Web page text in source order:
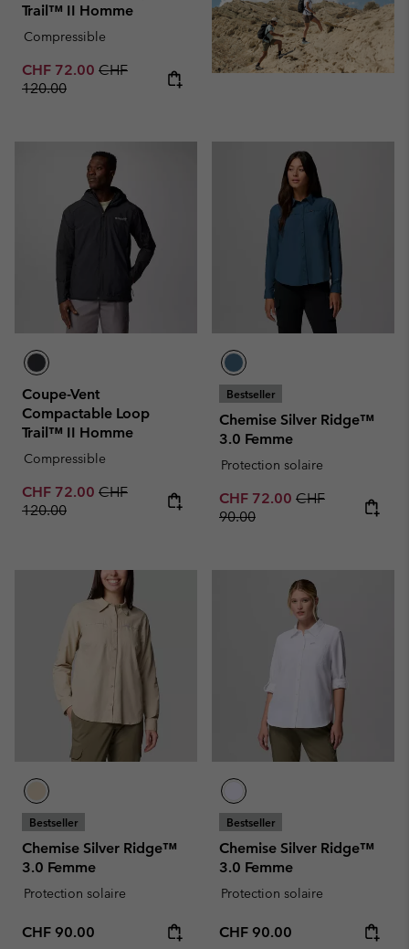
Trail™ II Homme
Compressible
Sale price:
CHF 72.00 Regular price:
CHF
120.00
Coupe-Vent
Compactable Loop
Trail™ II Homme
Compressible
Sale price:
CHF 72.00 Regular price:
CHF
120.00
Bestseller
Chemise Silver Ridge™
3.0 Femme
Protection solaire
Sale price:
CHF 72.00 Regular price:
CHF
90.00
Bestseller
Chemise Silver Ridge™
3.0 Femme
Protection solaire
Regular price:
CHF 90.00
Bestseller
Chemise Silver Ridge™
3.0 Femme
Protection solaire
Regular price:
CHF 90.00